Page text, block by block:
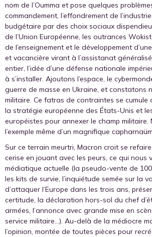
nom de l’Oumma et pose quelques
commandement, l’effondrement de
budgétaire par des choix sociaux
de l’Union Européenne, les outrances
de l’enseignement et le développement
et vacancière virant à l’assistanat
entier, l’idée d’une défense nationale
à s’installer. Ajoutons l’espace, le
guerre de masse en Ukraine, et constatons
militaire. Ce fatras de contraintes se cumule
la stratégie européenne des États-Unis et
européistes pour annexer le champ militaire.
l’exemple même d’un magnifique
Sur ce terrain meurtri, Macron croit se
cerise en jouant avec les peurs, ce qui nous
médiatique actuelle (la pseudo-vente de 100
les kits de survie, l’inquiétude semée sur la
d’attaquer l’Europe dans les trois ans,
certitude, la déclaration hors-sol du chef
armées, l’annonce avec grande mise en
service militaire…). Au-delà de la médiocre
l’opinion, montée de toutes pièces pour